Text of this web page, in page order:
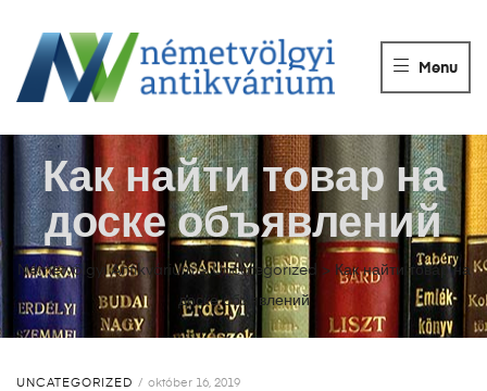
ANTIKVÁRIUM
Könyvek
eladása.
Menu
Németvölgyi Antikvárium>Uncategorized > Как найти товар на
доске объявлений
Как найти товар на
доске объявлений
UNCATEGORIZED október 16, 2019